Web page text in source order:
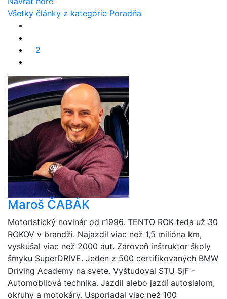
Všetky články z kategórie Poradňa
2
Maroš ČABÁK
Motoristický novinár od r1996. TENTO ROK teda už 30
ROKOV v brandži. Najazdil viac než 1,5 milióna km,
vyskúšal viac než 2000 áut. Zároveň inštruktor školy
šmyku SuperDRIVE. Jeden z 500 certifikovaných BMW
Driving Academy na svete. Vyštudoval STU SjF -
Automobilová technika. Jazdil alebo jazdí autoslalom,
okruhy a motokáry. Usporiadal viac než 100